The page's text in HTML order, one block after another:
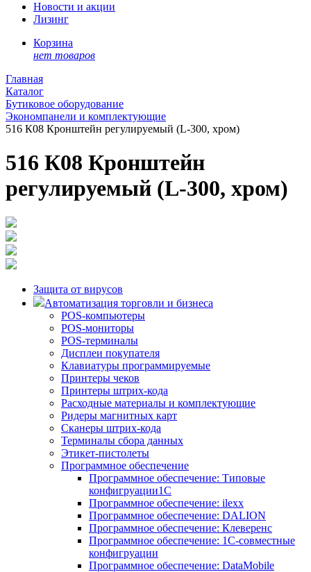
Новости и акции
Лизинг
Корзина
нет товаров
Главная
Каталог
Бутиковое оборудование
Экономпанели и комплектующие
516 К08 Кронштейн регулируемый (L-300, хром)
516 К08 Кронштейн
регулируемый (L-300, хром)
Защита от вирусов
Автоматизация торговли и бизнеса
POS-компьютеры
POS-мониторы
POS-терминалы
Дисплеи покупателя
Клавиатуры программируемые
Принтеры чеков
Принтеры штрих-кода
Расходные материалы и комплектующие
Ридеры магнитных карт
Сканеры штрих-кода
Терминалы сбора данных
Этикет-пистолеты
Программное обеспечение
Программное обеспечение: Типовые
конфигруации1С
Программное обеспечение: ilexx
Программное обеспечение: DALION
Программное обеспечение: Клеверенс
Программное обеспечение: 1С-совместные
конфигруации
Программное обеспечение: DataMobile